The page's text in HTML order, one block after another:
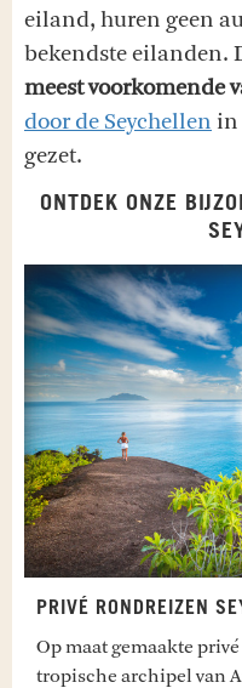
eiland, huren geen
bekendste eilanden.
meest voorkomende
door de Seychellen in
gezet.
ONTDEK ONZE
PRIVÉ RONDREIZEN
Op maat gemaakte
tropische archipel van